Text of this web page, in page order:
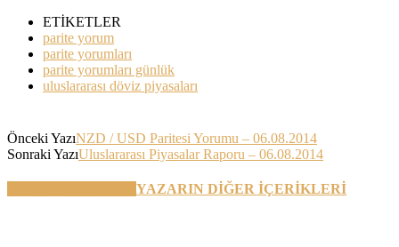
ETİKETLER
parite yorum
parite yorumları
parite yorumları günlük
uluslararası döviz piyasaları
Önceki YazıNZD / USD Paritesi Yorumu – 06.08.2014
Sonraki YazıUluslararası Piyasalar Raporu – 06.08.2014
YAZARIN DİĞER İÇERİKLERİ